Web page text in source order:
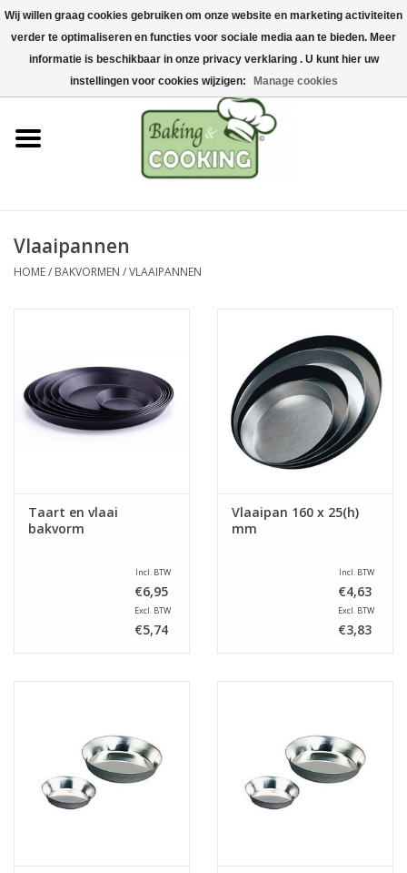
Home
Bak-& kookgerei
Machines & onderdelen
Chocolade & ijsbereiding
Hygiëne & opslag
Acties
Vlaaipannen
HOME/ BAKVORMEN /VLAAIPANNEN
Taart en vlaai
bakvorm
Incl. BTW
€6,95
Excl. BTW
€5,74
Vlaaipan 160 x 25(h)
mm
Incl. BTW
€4,63
Excl. BTW
€3,83
Wij willen graag cookies gebruiken om onze website en marketing activiteiten
verder te optimaliseren en functies voor sociale media aan te bieden. Meer
informatie is beschikbaar in onze privacy verklaring . U kunt hier uw
instellingen voor cookies wijzigen:
Manage cookies